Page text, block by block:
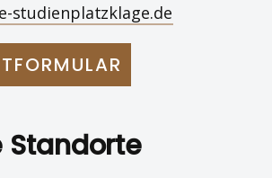
studienplatzklage.de
Standorte